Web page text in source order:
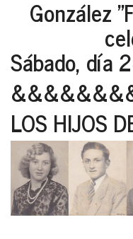
González
Sábado, día
LOS HIJOS